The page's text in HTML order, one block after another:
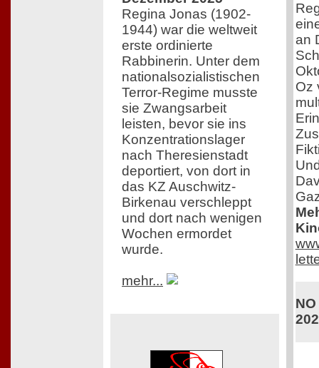
Regina Jonas (1902-
1944) war die weltweit
erste ordinierte
Rabbinerin. Unter dem
nationalsozialistischen
Terror-Regime musste
sie Zwangsarbeit
leisten, bevor sie ins
Konzentrationslager
nach Theresienstadt
deportiert, von dort in
das KZ Auschwitz-
Birkenau verschleppt
und dort nach wenigen
Wochen ermordet
wurde.
mehr...
an
Oz